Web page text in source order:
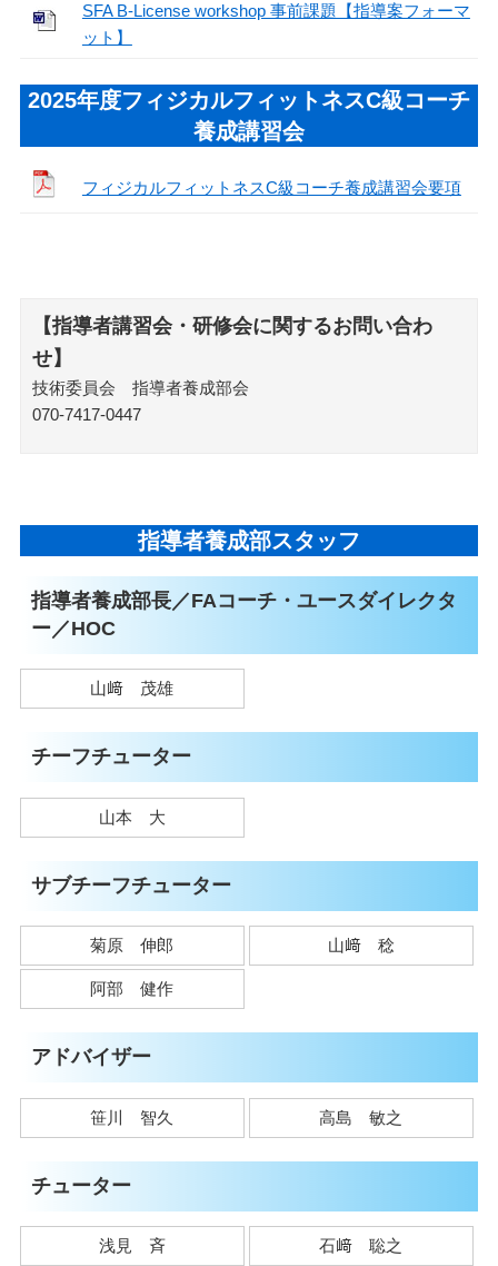
SFA B-License workshop 事前課題【指導案フォーマ
ット】
2025年度フィジカルフィットネスC級コーチ
養成講習会
フィジカルフィットネスC級コーチ養成講習会要項
【指導者講習会・研修会に関するお問い合わ
せ】
技術委員会 指導者養成部会
070-7417-0447
指導者養成部スタッフ
指導者養成部長／FAコーチ・ユースダイレクタ
ー／HOC
山﨑 茂雄
チーフチューター
山本 大
サブチーフチューター
菊原 伸郎 山﨑 稔
阿部 健作
アドバイザー
笹川 智久 高島 敏之
チューター
浅見 斉 石﨑 聡之